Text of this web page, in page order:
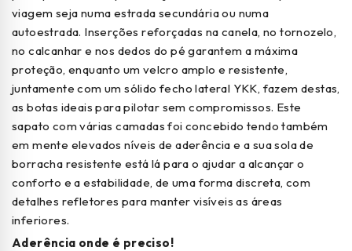
viagem seja numa estrada secundária ou numa
autoestrada. Inserções reforçadas na canela, no tornozelo,
no calcanhar e nos dedos do pé garantem a máxima
proteção, enquanto um velcro amplo e resistente,
juntamente com um sólido fecho lateral YKK, fazem destas,
as botas ideais para pilotar sem compromissos. Este
sapato com várias camadas foi concebido tendo também
em mente elevados níveis de aderência e a sua sola de
borracha resistente está lá para o ajudar a alcançar o
conforto e a estabilidade, de uma forma discreta, com
detalhes refletores para manter visíveis as áreas
inferiores.
Aderência onde é preciso!